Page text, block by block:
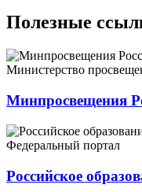
Полезные
Министерство
Минпросвещения
Федеральный портал
Российское